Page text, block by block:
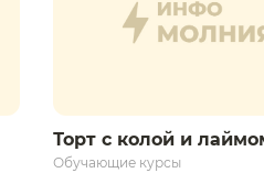
Торт с колой и
Обучающие курсы